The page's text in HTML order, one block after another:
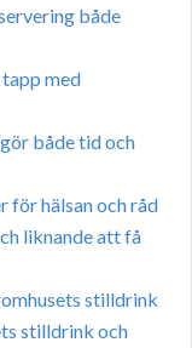
både
med
både tid och
för hälsan och råd
liknande att få
stilldrink
stilldrink och